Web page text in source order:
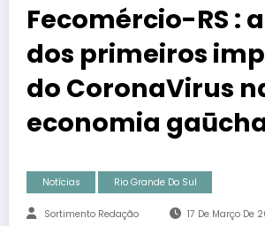
Fecomércio-RS :
dos primeiros
do CoronaVirus
economia
Notícias Rio Grande Do Sul
Sortimento Redação 17 De Março De